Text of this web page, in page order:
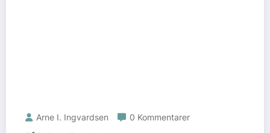
Arne I. Ingvardsen 0 Kommentarer